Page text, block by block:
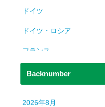
ドイツ
ドイツ・ロシア
フランス
ベトナム
Backnumber
2026年8月